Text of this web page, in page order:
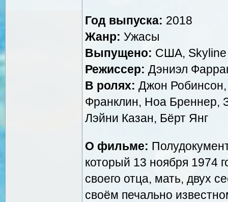
Год выпуска: 2018
Жанр: Ужасы
Выпущено: США, Skyline
Режиссер: Дэниэл
В ролях: Джон
Франклин, Ноа Бреннер,
Лэйни Казан, Бёрт Янг
О фильме:
который 13 ноября 1974
своего отца, мать, двух
своём печально